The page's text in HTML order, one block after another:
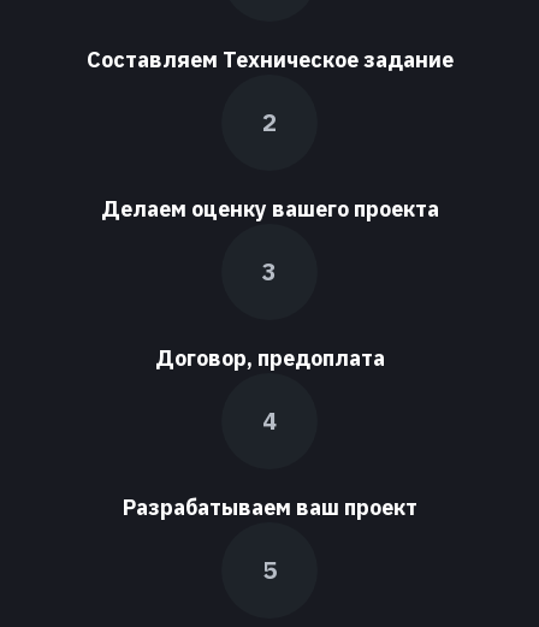
Составляем Техническое задание
Делаем оценку вашего проекта
Договор, предоплата
Разрабатываем ваш проект